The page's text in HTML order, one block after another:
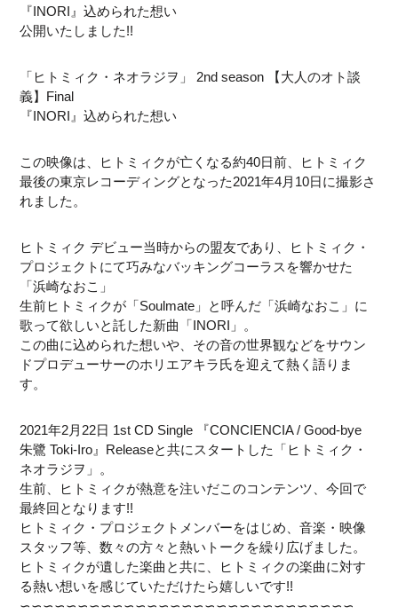
『INORI』込められた想い
公開いたしました!!
「ヒトミィク・ネオラジヲ」 2nd season 【大人のオト談
義】Final
『INORI』込められた想い
この映像は、ヒトミィクが亡くなる約40日前、ヒトミィク
最後の東京レコーディングとなった2021年4月10日に撮影さ
れました。
ヒトミィク デビュー当時からの盟友であり、ヒトミィク・
プロジェクトにて巧みなバッキングコーラスを響かせた
「浜崎なおこ」
生前ヒトミィクが「Soulmate」と呼んだ「浜崎なおこ」に
歌って欲しいと託した新曲「INORI」。
この曲に込められた想いや、その音の世界観などをサウン
ドプロデューサーのホリエアキラ氏を迎えて熱く語りま
す。
2021年2月22日 1st CD Single 『CONCIENCIA / Good-bye
朱鷺 Toki-Iro』Releaseと共にスタートした「ヒトミィク・
ネオラジヲ」。
生前、ヒトミィクが熱意を注いだこのコンテンツ、今回で
最終回となります!!
ヒトミィク・プロジェクトメンバーをはじめ、音楽・映像
スタッフ等、数々の方々と熱いトークを繰り広げました。
ヒトミィクが遺した楽曲と共に、ヒトミィクの楽曲に対す
る熱い想いを感じていただけたら嬉しいです!!
∽∽∽∽∽∽∽∽∽∽∽∽∽∽∽∽∽∽∽∽∽∽∽∽∽∽∽∽∽